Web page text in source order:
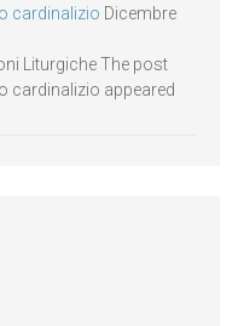
cardinalizio Dicembre
Liturgiche The post
cardinalizio appeared